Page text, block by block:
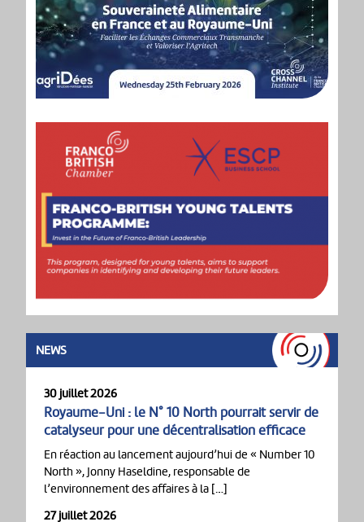
NEWS
30 juillet 2026
Royaume-Uni : le N° 10 North pourrait servir de
catalyseur pour une décentralisation efficace
En réaction au lancement aujourd’hui de « Number 10
North », Jonny Haseldine, responsable de
l’environnement des affaires à la […]
27 juillet 2026